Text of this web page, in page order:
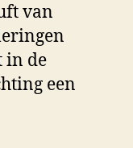
van
in de
een